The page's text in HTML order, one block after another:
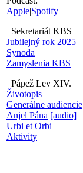
Apple|Spotify
Sekretariát KBS
Jubilejný rok 2025
Synoda
Zamyslenia KBS
Pápež Lev XIV.
Životopis
Generálne audiencie
Anjel Pána [audio]
Urbi et Orbi
Aktivity